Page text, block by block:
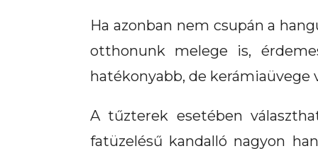
Ha azonban nem csupán a
otthonunk melege is,
hatékonyabb, de kerámiaüvege
A tűzterek esetében
fatüzelésű kandalló nagyon